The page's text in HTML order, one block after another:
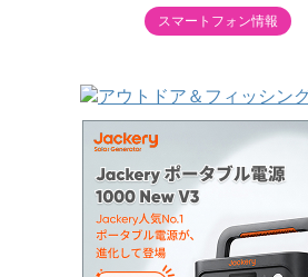
スマートフォン情報